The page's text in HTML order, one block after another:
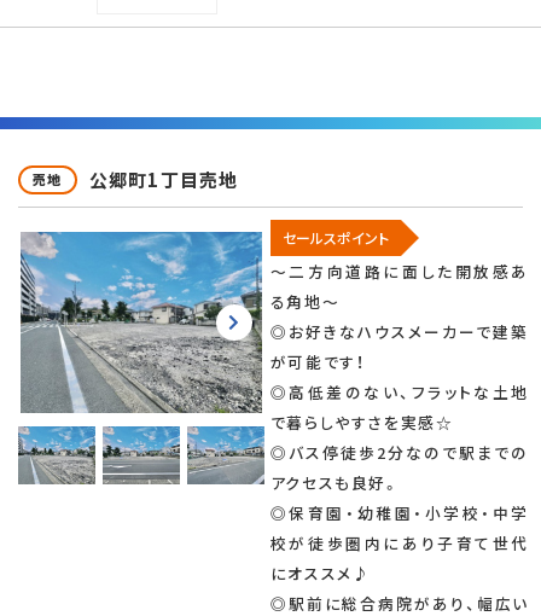
売地 公郷町1丁目売地
セールスポイント
～二方向道路に面した開放感あ
る角地～
◎お好きなハウスメーカーで建築
が可能です！
◎高低差のない、フラットな土地
で暮らしやすさを実感☆
◎バス停徒歩2分なので駅までの
アクセスも良好。
◎保育園・幼稚園・小学校・中学
校が徒歩圏内にあり子育て世代
にオススメ♪
◎駅前に総合病院があり、幅広い